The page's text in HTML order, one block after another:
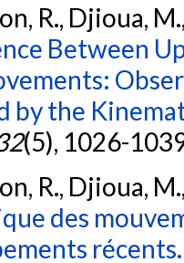
R., Djioua,
Between
by the
(5), 1026-
R., Djioua,
des
récents.